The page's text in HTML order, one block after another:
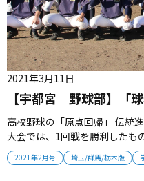
2021年2月号 埼玉/群馬/栃木版
【宇都宮 野球部】「
2021年3月11日
高校野球の「原点回帰」 伝統
大会では、1回戦を勝利したも
発揮できぬまま敗れた。その
しさをバネに、22人の部員が